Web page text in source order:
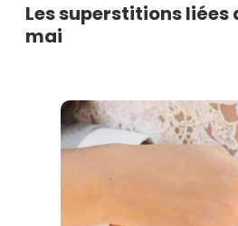
Les superstitions liées
mai